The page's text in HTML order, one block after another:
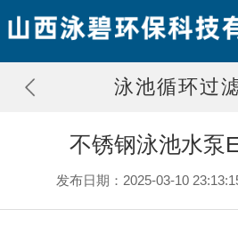
泳池循环过
不锈钢泳池水泵
发布日期：2025-03-10